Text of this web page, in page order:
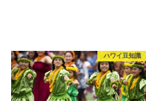
ハワイ豆知識